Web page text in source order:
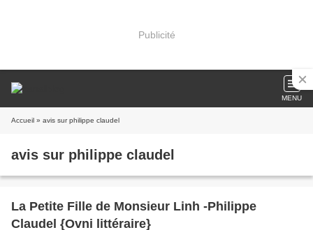
Publicité
MENU
Accueil » avis sur philippe claudel
avis sur philippe claudel
La Petite Fille de Monsieur Linh -Philippe
Claudel {Ovni littéraire}